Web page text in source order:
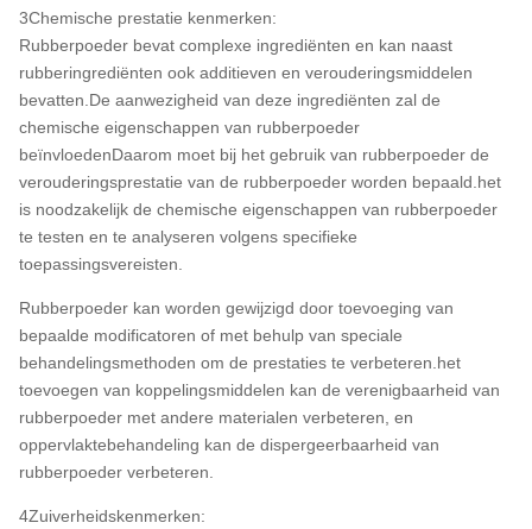
3Chemische prestatie kenmerken:
Rubberpoeder bevat complexe ingrediënten en kan naast
rubberingrediënten ook additieven en verouderingsmiddelen
bevatten.De aanwezigheid van deze ingrediënten zal de
chemische eigenschappen van rubberpoeder
beïnvloedenDaarom moet bij het gebruik van rubberpoeder de
verouderingsprestatie van de rubberpoeder worden bepaald.het
is noodzakelijk de chemische eigenschappen van rubberpoeder
te testen en te analyseren volgens specifieke
toepassingsvereisten.
Rubberpoeder kan worden gewijzigd door toevoeging van
bepaalde modificatoren of met behulp van speciale
behandelingsmethoden om de prestaties te verbeteren.het
toevoegen van koppelingsmiddelen kan de verenigbaarheid van
rubberpoeder met andere materialen verbeteren, en
oppervlaktebehandeling kan de dispergeerbaarheid van
rubberpoeder verbeteren.
4Zuiverheidskenmerken: